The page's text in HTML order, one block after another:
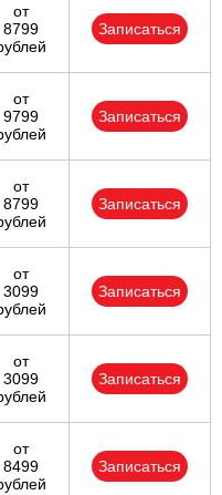
от
8799
Записаться
от
9799
Записаться
от
8799
Записаться
от
3099
Записаться
от
3099
Записаться
от
8499
Записаться